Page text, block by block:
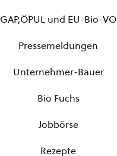
GAP,ÖPUL und EU-Bio-VO
Pressemeldungen
Unternehmer-Bauer
Bio Fuchs
Jobbörse
Rezepte